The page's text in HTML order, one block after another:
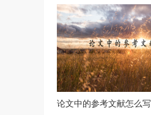
论文中的参考文献怎么写